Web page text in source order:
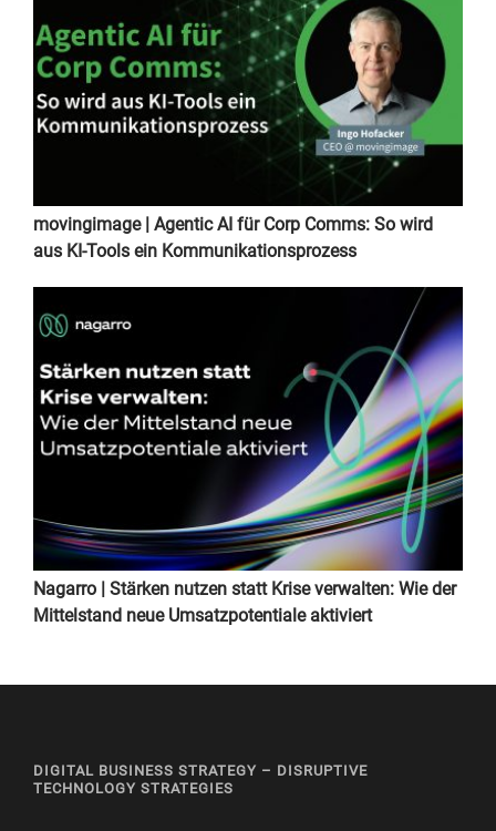
movingimage | Agentic AI für Corp Comms: So wird
aus KI-Tools ein Kommunikationsprozess
Nagarro | Stärken nutzen statt Krise verwalten: Wie der
Mittelstand neue Umsatzpotentiale aktiviert
DIGITAL BUSINESS STRATEGY – DISRUPTIVE
TECHNOLOGY STRATEGIES